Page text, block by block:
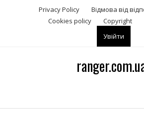
Privacy Policy
Відмова від
Сookies policy
Copyright
Увійти